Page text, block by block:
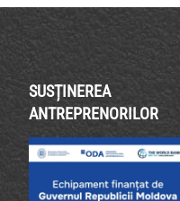
SUSȚINEREA
ANTREPRENORILOR